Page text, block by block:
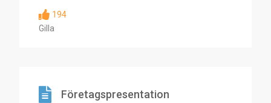
194
Gilla
Företagspresentation